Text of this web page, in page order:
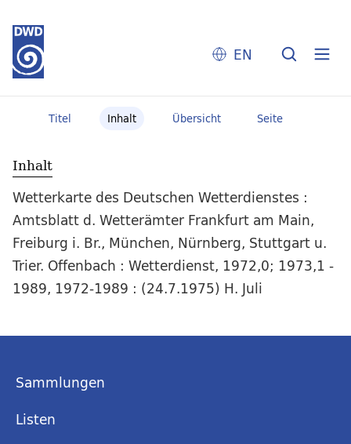
EN
Titel Inhalt Übersicht Seite
Inhalt
Wetterkarte des Deutschen Wetterdienstes :
Amtsblatt d. Wetterämter Frankfurt am Main,
Freiburg i. Br., München, Nürnberg, Stuttgart u.
Trier. Offenbach : Wetterdienst, 1972,0; 1973,1 -
1989, 1972-1989 : (24.7.1975) H. Juli
Sammlungen
Listen